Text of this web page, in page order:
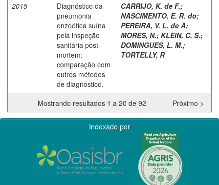
2015
Diagnóstico da
pneumonia
enzoótica suína
pela inspeção
sanitária post-
mortem:
comparação com
outros métodos
de diagnóstico.
CARRIJO, K. de F.;
NASCIMENTO, E. R. do;
PEREIRA, V. L. de A;
MORES, N.; KLEIN, C. S.;
DOMINGUES, L. M.;
TORTELLY, R
Mostrando resultados 1 a 20 de 92 Próximo >
Indexado por